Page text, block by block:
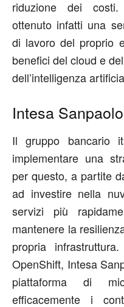
riduzione dei costi.
ottenuto infatti una
di lavoro del proprio
benefici del cloud e
dell’intelligenza
Intesa Sanpaolo
Il gruppo bancario
implementare una
per questo, a partite
ad investire nella
servizi più
mantenere la
propria
OpenShift, Intesa
piattaforma di
efficacemente i